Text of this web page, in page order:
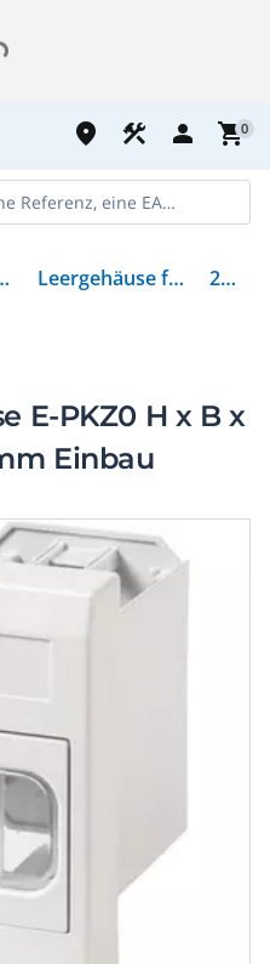
place construction person shopping_cart0
Leergehäuse für Schaltgeräte 281634
E-PKZ0 H x B x
Einbau